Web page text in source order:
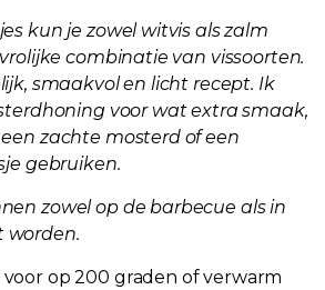
kun je zowel witvis als zalm
combinatie van vissoorten.
smaakvol en licht recept. Ik
voor wat extra smaak,
zachte mosterd of een
gebruiken.
zowel op de barbecue als in
worden.
op 200 graden of verwarm